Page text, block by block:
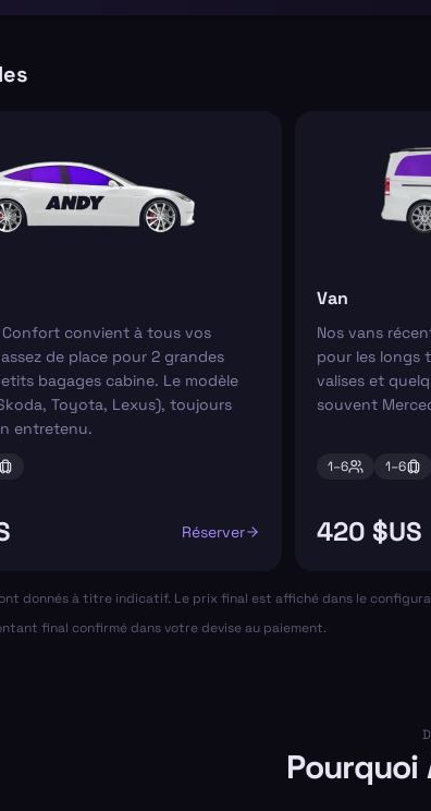
Confort convient à tous vos
de place pour 2 grandes
bagages cabine. Le modèle
Toyota, Lexus), toujours
entretenu.
Réserver
Van
Nos vans
pour les longs
valises et
souvent
1–6 1–6
420 $US
donnés à titre indicatif. Le prix final est affiché dans le
final confirmé dans votre devise au paiement.
Pourquoi